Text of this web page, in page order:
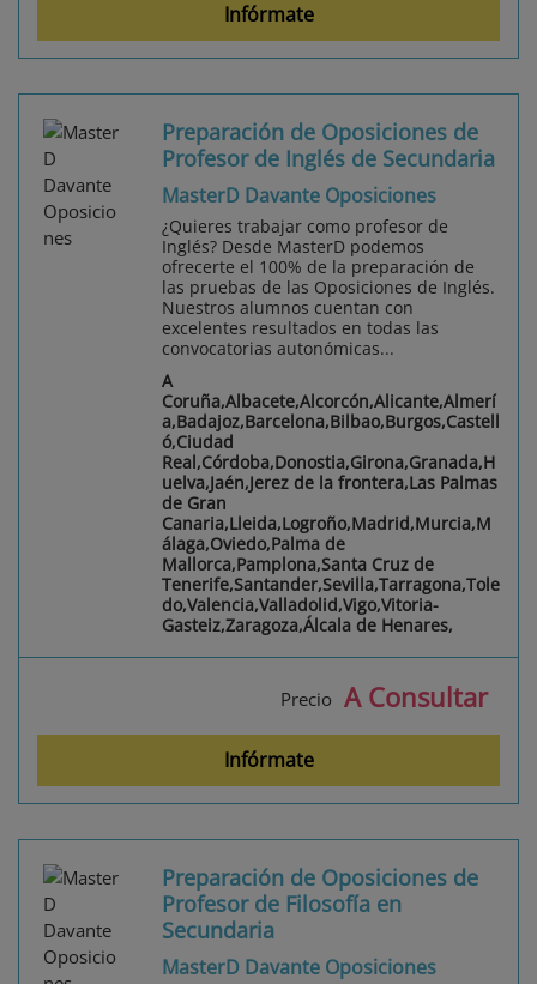
Infórmate
Preparación de Oposiciones de
Profesor de Inglés de Secundaria
MasterD Davante Oposiciones
¿Quieres trabajar como profesor de
Inglés? Desde MasterD podemos
ofrecerte el 100% de la preparación de
las pruebas de las Oposiciones de Inglés.
Nuestros alumnos cuentan con
excelentes resultados en todas las
convocatorias autonómicas...
A
Coruña,Albacete,Alcorcón,Alicante,Almerí
a,Badajoz,Barcelona,Bilbao,Burgos,Castell
ó,Ciudad
Real,Córdoba,Donostia,Girona,Granada,H
uelva,Jaén,Jerez de la frontera,Las Palmas
de Gran
Canaria,Lleida,Logroño,Madrid,Murcia,M
álaga,Oviedo,Palma de
Mallorca,Pamplona,Santa Cruz de
Tenerife,Santander,Sevilla,Tarragona,Tole
do,Valencia,Valladolid,Vigo,Vitoria-
Gasteiz,Zaragoza,Álcala de Henares,
Precio A Consultar
Infórmate
Preparación de Oposiciones de
Profesor de Filosofía en
Secundaria
MasterD Davante Oposiciones